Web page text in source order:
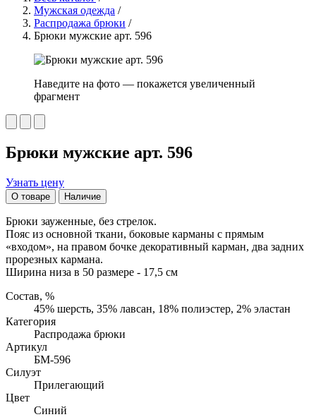
Мужская одежда /
Распродажа брюки /
Брюки мужские арт. 596
Наведите на фото — покажется увеличенный
фрагмент
Брюки мужские арт. 596
Узнать цену
О товаре Наличие
Брюки зауженные, без стрелок.
Пояс из основной ткани, боковые карманы с прямым
«входом», на правом бочке декоративный карман, два задних
прорезных кармана.
Ширина низа в 50 размере - 17,5 см
Состав, %
45% шерсть, 35% лавсан, 18% полиэстер, 2% эластан
Категория
Распродажа брюки
Артикул
БМ-596
Силуэт
Прилегающий
Цвет
Синий